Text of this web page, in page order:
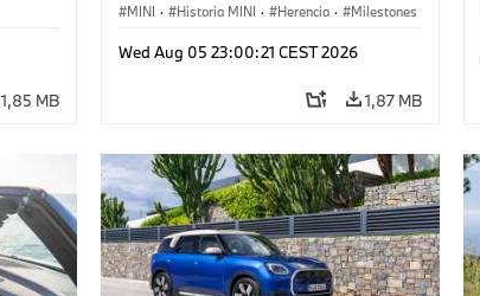
1,85 MB
MINI · Historia MINI · Herencia · Milestones
Wed Aug 05 23:00:21 CEST 2026
1,87 MB